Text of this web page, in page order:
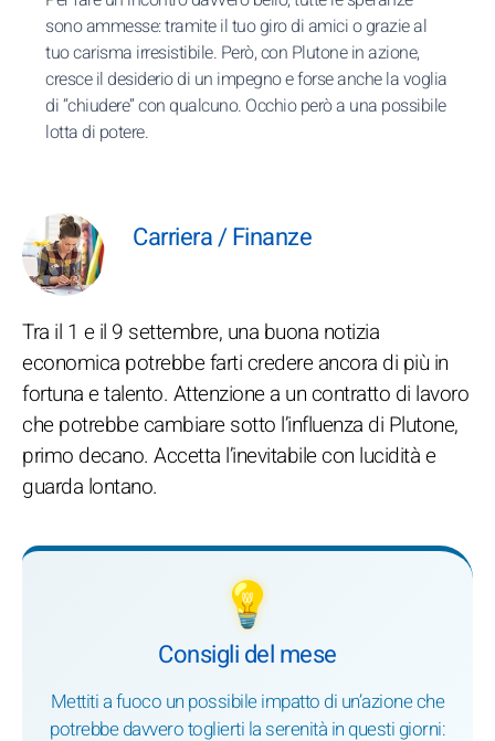
sono ammesse: tramite il tuo giro di amici o grazie al
tuo carisma irresistibile. Però, con Plutone in azione,
cresce il desiderio di un impegno e forse anche la voglia
di “chiudere” con qualcuno. Occhio però a una possibile
lotta di potere.
Carriera / Finanze
Tra il 1 e il 9 settembre, una buona notizia
economica potrebbe farti credere ancora di più in
fortuna e talento. Attenzione a un contratto di lavoro
che potrebbe cambiare sotto l’influenza di Plutone,
primo decano. Accetta l’inevitabile con lucidità e
guarda lontano.
💡
Consigli del mese
Mettiti a fuoco un possibile impatto di un’azione che
potrebbe davvero toglierti la serenità in questi giorni: